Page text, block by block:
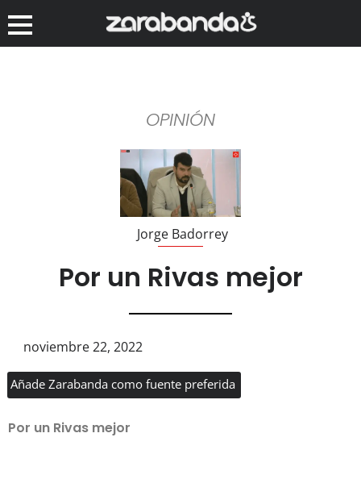
OPINIÓN
Jorge Badorrey
Por un Rivas mejor
noviembre 22, 2022
Añade Zarabanda como fuente preferida
Por un Rivas mejor